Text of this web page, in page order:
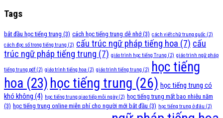
Tags
bắt đầu học tiếng trung (3) cách học tiếng trung dễ nhớ(3) cách viết chữ trung quốc (2)
cách đọc số trong tiếng trung (2) cấu trúc ngữ pháp tiếng hoa (7) cấu
trúc ngữ pháp tiếng trung (7) giáo trình học tiếng Trung (2) giáo trình ngữ pháp
tiếng trung pdf (2) giáo trình tiếng hoa (2) giáo trình tiếng trung (2)
học tiếng
hoa (23) học tiếng trung (26) học tiếng trung có
khó không (4) học tiếng trung giao tiếp mỗi ngày(2) học tiếng trung mất bao nhiêu năm
(3) học tiếng trung online miễn phí cho người mới bắt đầu (3) học tiếng trung ở đâu (2)